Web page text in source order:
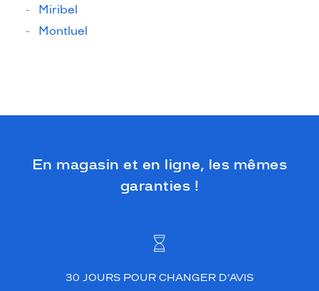
Miribel
Montluel
En magasin et en ligne, les mêmes
garanties !
30 JOURS POUR CHANGER D’AVIS